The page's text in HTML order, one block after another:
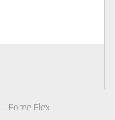
Fome Flex